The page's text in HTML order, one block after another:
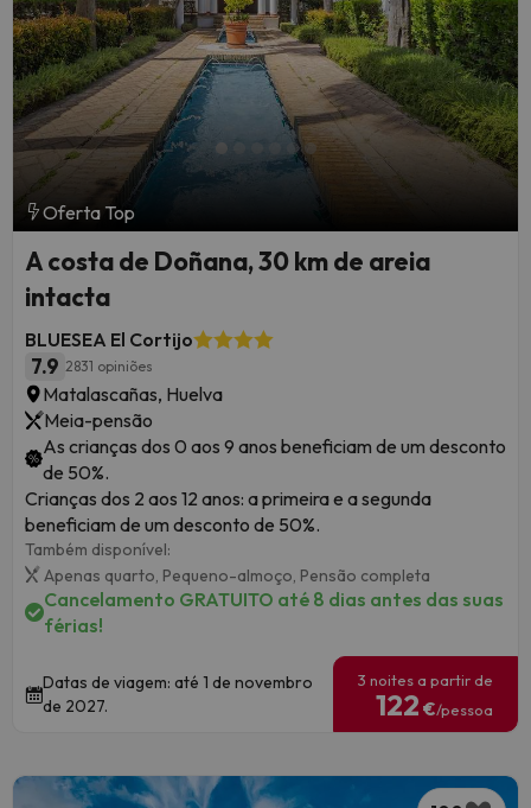
Oferta Top
A costa de Doñana, 30 km de areia
intacta
BLUESEA El Cortijo
7.9 2831 opiniões
Matalascañas, Huelva
Meia-pensão
As crianças dos 0 aos 9 anos beneficiam de um desconto
de 50%.
Crianças dos 2 aos 12 anos: a primeira e a segunda
beneficiam de um desconto de 50%.
Também disponível:
Apenas quarto, Pequeno-almoço, Pensão completa
Cancelamento GRATUITO até 8 dias antes das suas
férias!
Datas de viagem: até 1 de novembro
de 2027.
3 noites a partir de
122 €/pessoa